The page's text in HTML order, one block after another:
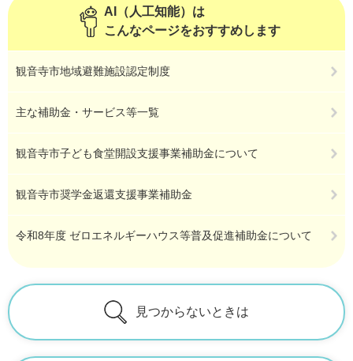
AI（人工知能）は
こんなページをおすすめします
観音寺市地域避難施設認定制度
主な補助金・サービス等一覧
観音寺市子ども食堂開設支援事業補助金について
観音寺市奨学金返還支援事業補助金
令和8年度 ゼロエネルギーハウス等普及促進補助金について
見つからないときは